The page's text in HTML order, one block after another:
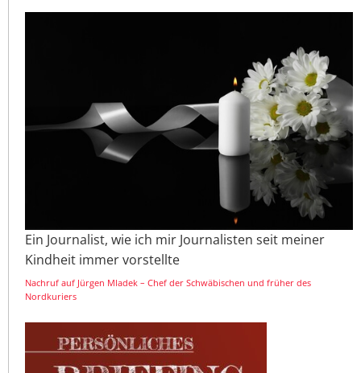
Ein Journalist, wie ich mir Journalisten seit meiner
Kindheit immer vorstellte
Nachruf auf Jürgen Mladek – Chef der Schwäbischen und früher des
Nordkuriers